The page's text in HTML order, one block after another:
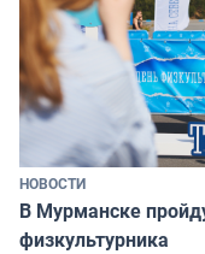
НОВОСТИ
В Мурманске
физкультурника